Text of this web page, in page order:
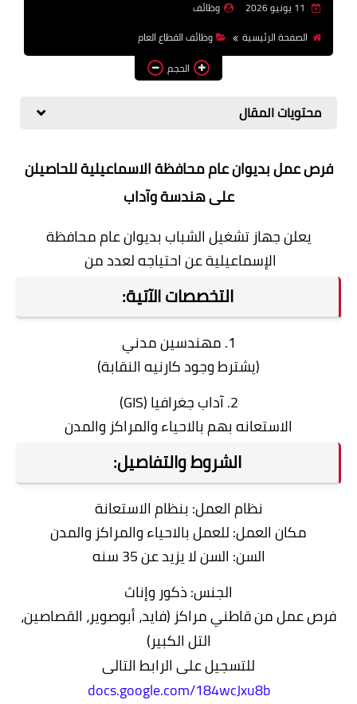
بالجامعات والمعاهد
اخبار
وظائف
الصفحة الرئيسية
وظائف القطاع العام
الحجم
محتويات المقال
فرص عمل بديوان عام محافظة الاسماعيلية للحاصيلن
على هندسة وآداب
يعلن جهاز تشغيل الشباب بديوان عام محافظة
الإسماعيلية عن احتياجه لعدد من
التخصصات الآتية:
1. مهندسين مدني
(يشترط وجود كارنيه النقابة)
2. آداب جغرافيا (GIS)
الاستعانه بهم بالاحياء والمراكز والمدن
الشروط والتفاصيل:
نظام العمل: بنظام الاستعانة
مكان العمل: للعمل بالاحياء والمراكز والمدن
السن: السن لا يزيد عن 35 سنه
الجنس: ذكور وإناث
فرص عمل من قاطني مراكز (فايد، أبوصوير، القصاصين،
التل الكبير)
للتسجيل على الرابط التالى
docs.google.com/184wcJxu8b